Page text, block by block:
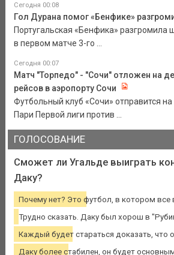
Сегодня 00:08
Гол Дурана помог «Бенфике»
Португальская «Бенфика» разгромила
в первом матче 3-го ...
Сегодня 00:07
Матч "Торпедо" - "Сочи" отложен на
рейсов в аэропорту Сочи
Футбольный клуб «Сочи» отправится на
Пари Первой лиги против ...
ГОЛОСОВАНИЕ
Сможет ли Угальде выиграть
Даку?
Почему нет? Это футбол, в котором
Трудно сказать. Даку был хорош в
Каждый будет стараться доказать, что
Даку более стабилен, он будет